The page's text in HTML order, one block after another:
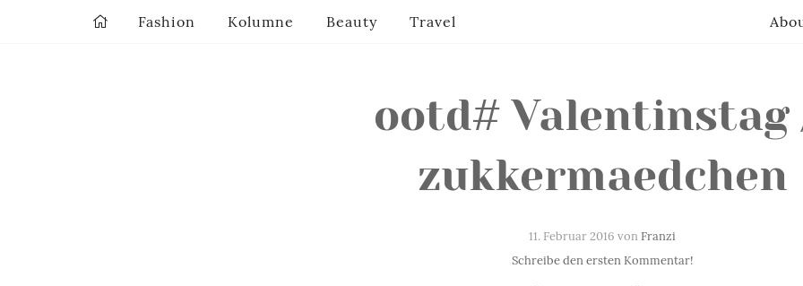
ootd# Valentinstag
zukkermaedchen
11. Februar 2016 vonFranzi
Schreibe den ersten Kommentar!
Fashion Kolumne Beauty Travel